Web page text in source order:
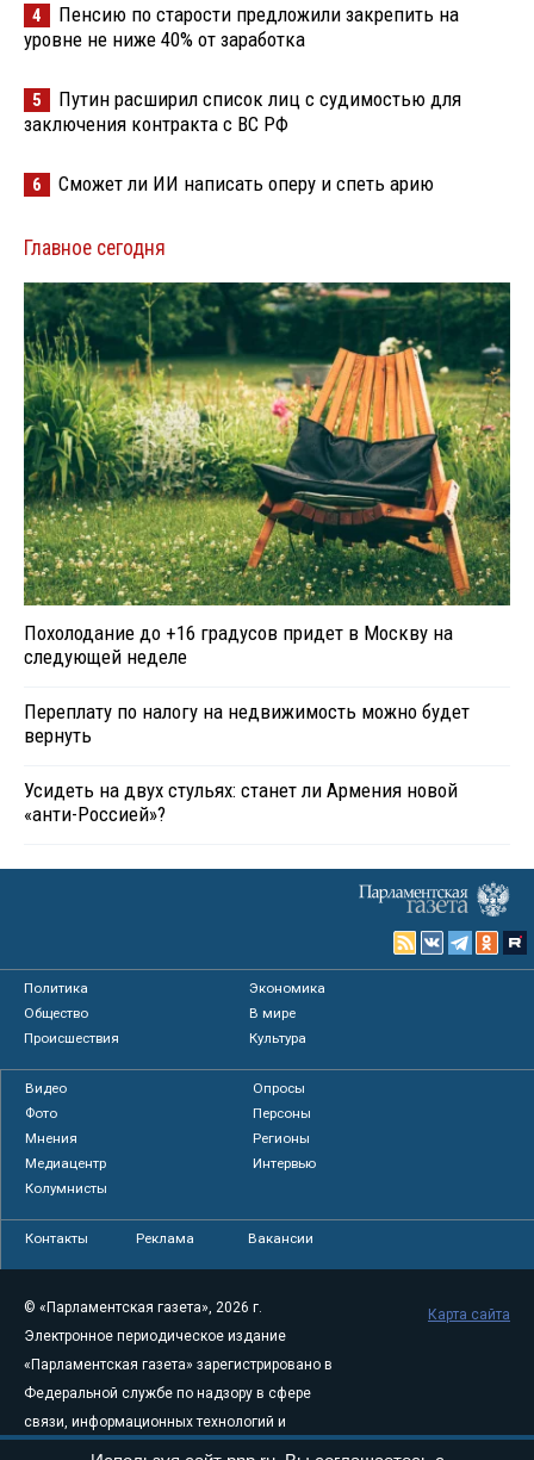
4
Пенсию по старости предложили закрепить на
уровне не ниже 40% от заработка
5
Путин расширил список лиц с судимостью для
заключения контракта с ВС РФ
6 Сможет ли ИИ написать оперу и спеть арию
Главное сегодня
Похолодание до +16 градусов придет в Москву на
следующей неделе
Переплату по налогу на недвижимость можно будет
вернуть
Усидеть на двух стульях: станет ли Армения новой
«анти-Россией»?
Политика
Экономика
Общество
В мире
Происшествия
Культура
Видео
Опросы
Фото
Персоны
Мнения
Регионы
Медиацентр
Интервью
Колумнисты
Контакты Реклама Вакансии
© «Парламентская газета», 2026 г.
Электронное периодическое издание
«Парламентская газета» зарегистрировано в
Федеральной службе по надзору в сфере
связи, информационных технологий и
Карта сайта